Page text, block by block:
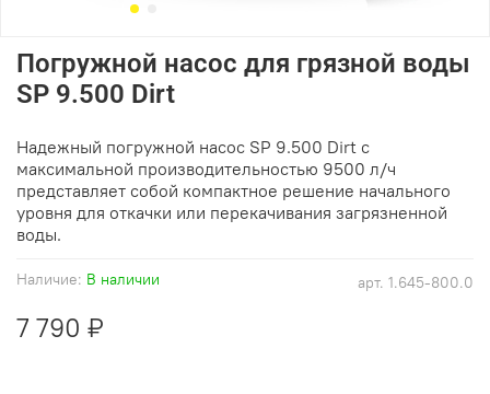
арт. 1.645-800.0
Наличие: В наличии
Погружной насос для грязной воды
SP 9.500 Dirt
7 790 ₽
Надежный погружной насос SP 9.500 Dirt с
максимальной производительностью 9500 л/ч
представляет собой компактное решение начального
уровня для откачки или перекачивания загрязненной
воды.